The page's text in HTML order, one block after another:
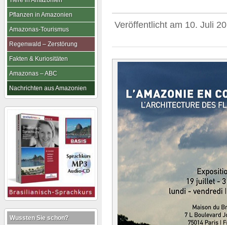
Veröffentlicht am 10. Juli
Pflanzen in Amazonien
Amazonas-Tourismus
Regenwald – Zerstörung
Fakten & Kuriositäten
Amazonas – ABC
Nachrichten aus Amazonien
Wussten Sie schon?